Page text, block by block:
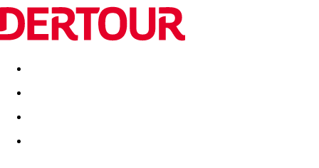
Destinatii Vacanta perfecta OFERTE DE NERATAT